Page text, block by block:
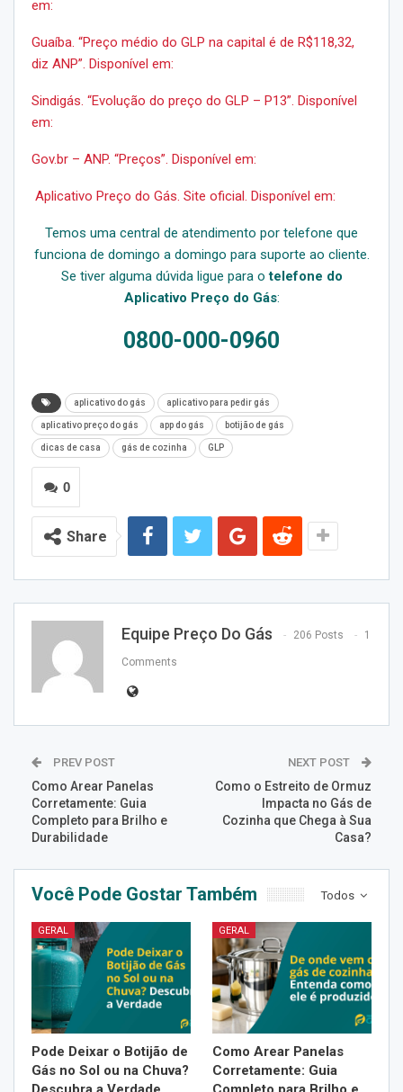
em:
Guaíba. “Preço médio do GLP na capital é de R$118,32,
diz ANP”. Disponível em:
Sindigás. “Evolução do preço do GLP – P13”. Disponível
em:
Gov.br – ANP. “Preços”. Disponível em:
Aplicativo Preço do Gás. Site oficial. Disponível em:
Temos uma central de atendimento por telefone que
funciona de domingo a domingo para suporte ao cliente.
Se tiver alguma dúvida ligue para otelefone do
Aplicativo Preço do Gás:
0800-000-0960
aplicativo do gás aplicativo para pedir gás
aplicativo preço do gás app do gás botijão de gás
dicas de casa gás de cozinha GLP
0
Share
Equipe Preço Do Gás 206 Posts 1
Comments
PREV POST
Como Arear Panelas
Corretamente: Guia
Completo para Brilho e
Durabilidade
NEXT POST
Como o Estreito de Ormuz
Impacta no Gás de
Cozinha que Chega à Sua
Casa?
Todos
Você Pode Gostar Também
GERAL
Pode Deixar o Botijão de
Gás no Sol ou na Chuva?
GERAL
Como Arear Panelas
Corretamente: Guia